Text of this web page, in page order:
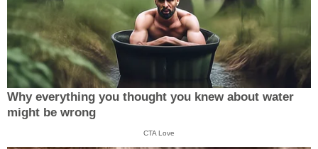
Why everything you thought you knew about water
might be wrong
CTA Love